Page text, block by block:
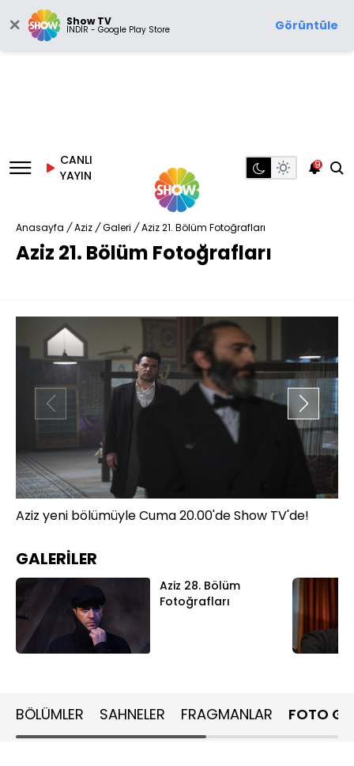
Show TV
İNDİR - Google Play Store Görüntüle
CANLI
YAYIN
9
Anasayfa / Aziz / Galeri / Aziz 21. Bölüm Fotoğrafları
Aziz 21. Bölüm Fotoğrafları
Aziz yeni bölümüyle Cuma 20.00'de Show TV'de!
GALERİLER
Aziz 28. Bölüm
Fotoğrafları
BÖLÜMLER SAHNELER FRAGMANLAR FOTO